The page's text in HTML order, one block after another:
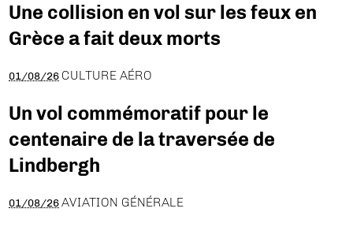
Une collision en vol sur les feux en
Grèce a fait deux morts
01/08/26 CULTURE AÉRO
Un vol commémoratif pour le
centenaire de la traversée de
Lindbergh
01/08/26 AVIATION GÉNÉRALE